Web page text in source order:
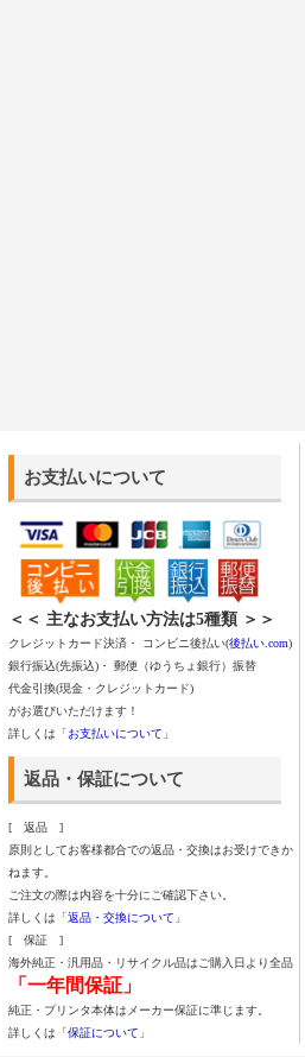
お支払いについて
＜＜ 主なお支払い方法は5種類 ＞＞
クレジットカード決済・ コンビニ後払い(後払い.com)
銀行振込(先振込)・ 郵便（ゆうちょ銀行）振替
代金引換(現金・クレジットカード)
がお選びいただけます！
詳しくは「お支払いについて 」
返品・保証について
[ 返品 ]
原則としてお客様都合での返品・交換はお受けできか
ねます。
ご注文の際は内容を十分にご確認下さい。
詳しくは「返品・交換について 」
[ 保証 ]
海外純正・汎用品・リサイクル品はご購入日より全品
「一年間保証」
純正・プリンタ本体はメーカー保証に準じます。
詳しくは「保証について 」